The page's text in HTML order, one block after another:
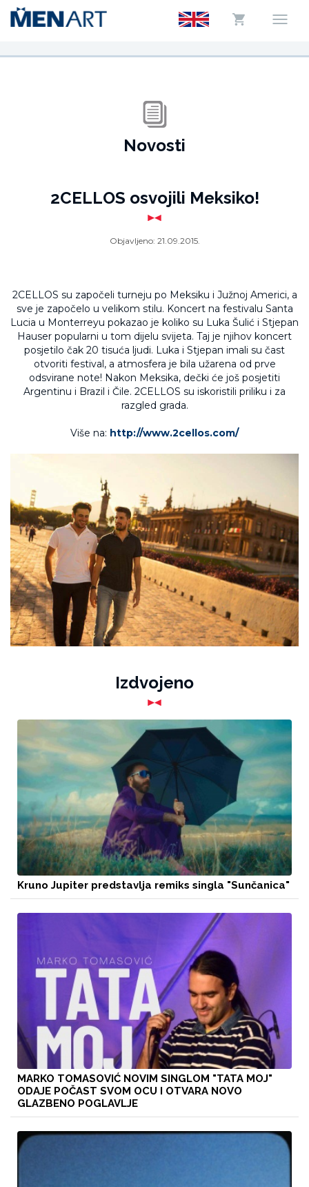
Novosti
2CELLOS osvojili Meksiko!
Objavljeno: 21.09.2015.
2CELLOS su započeli turneju po Meksiku i Južnoj Americi, a
sve je započelo u velikom stilu. Koncert na festivalu Santa
Lucia u Monterreyu pokazao je koliko su Luka Šulić i Stjepan
Hauser popularni u tom dijelu svijeta. Taj je njihov koncert
posjetilo čak 20 tisuća ljudi. Luka i Stjepan imali su čast
otvoriti festival, a atmosfera je bila užarena od prve
odsvirane note! Nakon Meksika, dečki će još posjetiti
Argentinu i Brazil i Čile. 2CELLOS su iskoristili priliku i za
razgled grada.
Više na: http://www.2cellos.com/
Izdvojeno
Kruno Jupiter predstavlja remiks singla "Sunčanica"
MARKO TOMASOVIĆ NOVIM SINGLOM "TATA MOJ"
ODAJE POČAST SVOM OCU I OTVARA NOVO
GLAZBENO POGLAVLJE